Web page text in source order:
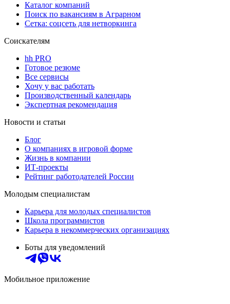
Каталог компаний
Поиск по вакансиям в Аграрном
Сетка: соцсеть для нетворкинга
Соискателям
hh PRO
Готовое резюме
Все сервисы
Хочу у вас работать
Производственный календарь
Экспертная рекомендация
Новости и статьи
Блог
О компаниях в игровой форме
Жизнь в компании
ИТ-проекты
Рейтинг работодателей России
Молодым специалистам
Карьера для молодых специалистов
Школа программистов
Карьера в некоммерческих организациях
Боты для уведомлений
Мобильное приложение